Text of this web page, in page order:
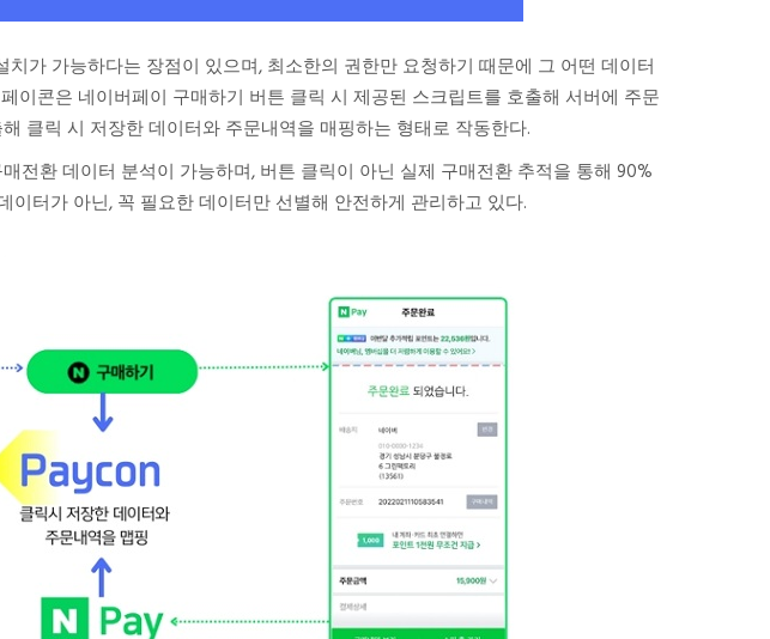
가 가능하다는 장점이 있으며, 최소한의 권한만 요청하기 때문에 그 어떤 데이터
이콘은 네이버페이 구매하기 버튼 클릭 시 제공된 스크립트를 호출해 서버에 주문
클릭 시 저장한 데이터와 주문내역을 매핑하는 형태로 작동한다.
전환 데이터 분석이 가능하며, 버튼 클릭이 아닌 실제 구매전환 추적을 통해 90%
이터가 아닌, 꼭 필요한 데이터만 선별해 안전하게 관리하고 있다.